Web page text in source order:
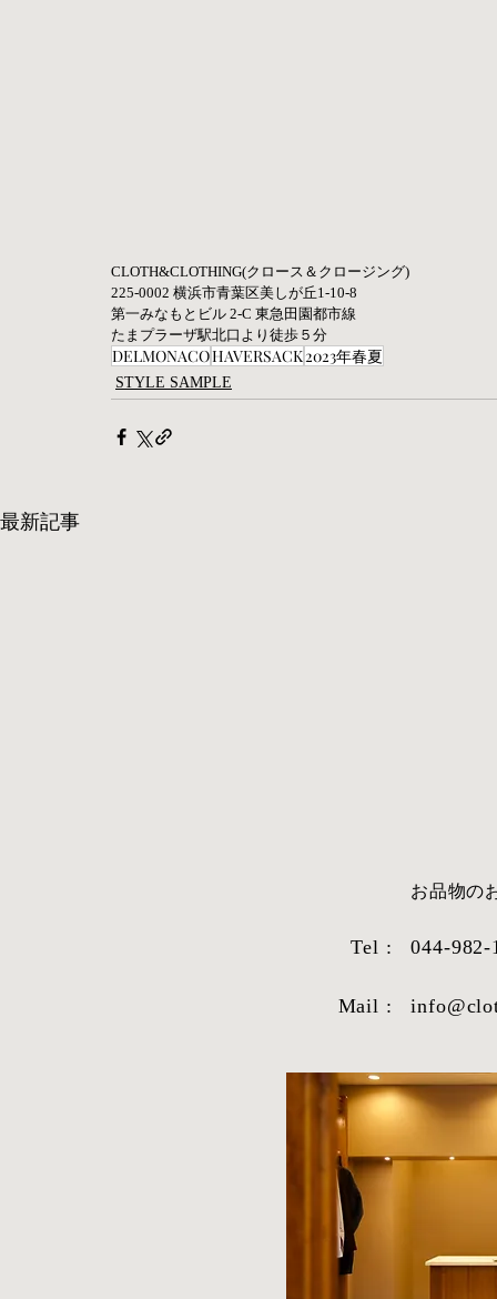
CLOTH&CLOTHING(クロース＆クロージング)
225-0002 横浜市青葉区美しが丘1-10-8
第一みなもとビル 2-C 東急田園都市線
たまプラーザ駅北口より徒歩５分
DELMONACOHAVERSACK2023年春夏
STYLE SAMPLE
最新記事
お品物の
Tel : 044-982-
Mail :